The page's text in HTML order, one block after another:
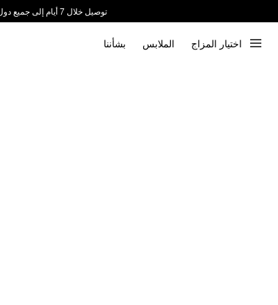
توصيل خلال 7 أيام إلى جميع دول الخليج
اختيار المزاج الملابس بشأننا